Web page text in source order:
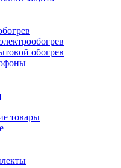
обогрев
товары